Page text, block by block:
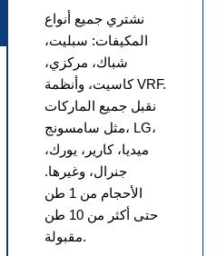
نشتري جميع أنواع
المكيفات: سبليت،
شباك، مركزي،
كاسيت، وأنظمة VRF.
نقبل جميع الماركات
مثل سامسونج، LG،
ميديا، كارير، يورك،
جنرال، وغيرها.
الأحجام من 1 طن
حتى أكثر من 10 طن
مقبولة.